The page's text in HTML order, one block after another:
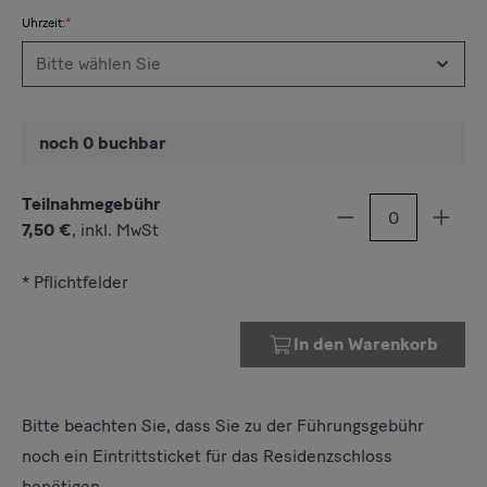
Uhrzeit:
noch 0 buchbar
Teilnahmegebühr
7,50 €, inkl. MwSt
Anzahl
* Pflichtfelder
In den Warenkorb
Bitte beachten Sie, dass Sie zu der Führungsgebühr
noch ein Eintrittsticket für das Residenzschloss